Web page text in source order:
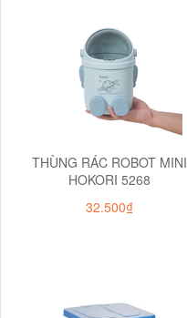
THÙNG RÁC ROBOT MINI
HOKORI 5268
32.500₫